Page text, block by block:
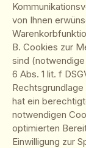
von Ihnen
B. Cookies zur
sind
6 Abs. 1 lit. f
hat ein
notwendigen
optimierten
Einwilligung zur